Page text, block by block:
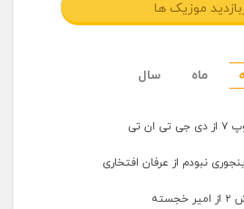
موزیک ها
ماه سال
تی
نبودم از عرفان افتخاری